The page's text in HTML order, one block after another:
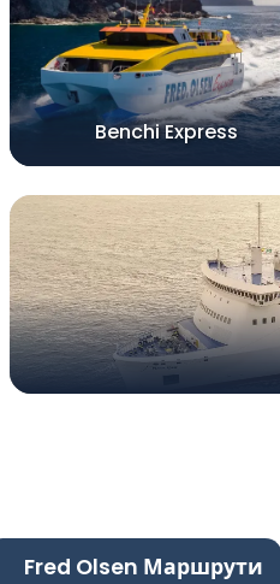
Benchi Express
Fred Olsen Маршрути